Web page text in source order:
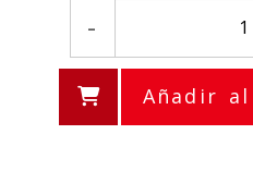
-
Añadir